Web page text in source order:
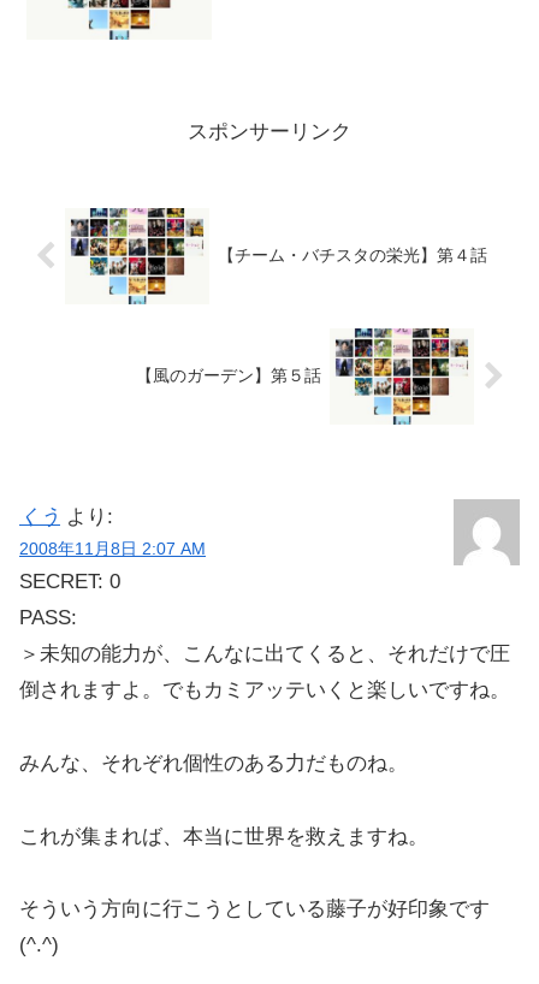
スポンサーリンク
【チーム・バチスタの栄光】第４話
【風のガーデン】第５話
くう より:
2008年11月8日 2:07 AM
SECRET: 0
PASS:
＞未知の能力が、こんなに出てくると、それだけで圧
倒されますよ。でもカミアッテいくと楽しいですね。
みんな、それぞれ個性のある力だものね。
これが集まれば、本当に世界を救えますね。
そういう方向に行こうとしている藤子が好印象です
(^.^)